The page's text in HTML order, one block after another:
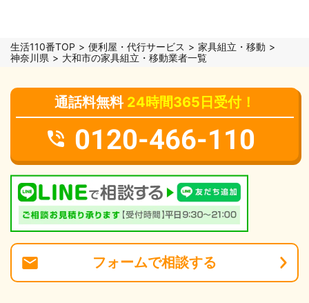
生活110番TOP 便利屋・代行サービス
家具組立・移動
神奈川県
大和市の家具組立・移動業者一覧
通話料無料 24時間365日受付！
0120-466-110
フォームで相談する